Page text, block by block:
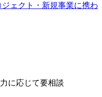
ェクト・新規事業に携わ
に応じて要相談